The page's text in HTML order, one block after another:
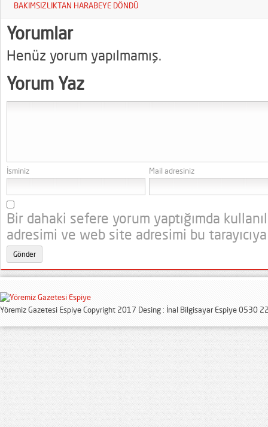
BAKIMSIZLIKTAN HARABEYE DÖNDÜ
Yorumlar
Henüz yorum yapılmamış.
Yorum Yaz
İsminiz Mail adresiniz
Bir dahaki sefere yorum yaptığımda
adresimi ve web site adresimi bu
Yöremiz Gazetesi Espiye Copyright 2017 Desing : İnal Bilgisayar Espiye 0530